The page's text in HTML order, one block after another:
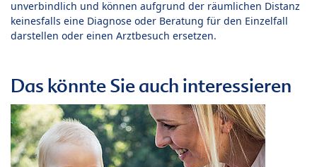
unverbindlich und können aufgrund der räumlichen Distanz
keinesfalls eine Diagnose oder Beratung für den Einzelfall
darstellen oder einen Arztbesuch ersetzen.
Das könnte Sie auch interessieren